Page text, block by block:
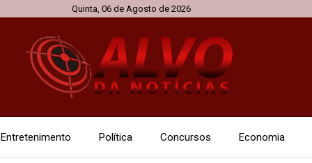
Quinta, 06 de Agosto de 2026
Entretenimento Política Concursos Economia